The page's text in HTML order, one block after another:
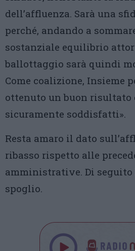
dell’affluenza. Sarà una
perché, andando a
sostanziale equilibrio
ballottaggio sarà quindi
Come coalizione, Insieme
ottenuto un buon risultato
sicuramente soddisfatti».
Resta amaro il dato
ribasso rispetto alle
amministrative. Di
spoglio.